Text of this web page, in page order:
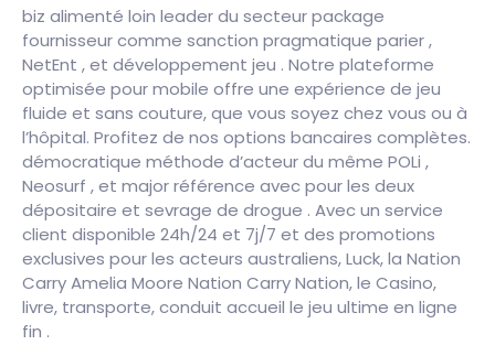
biz alimenté loin leader du secteur package
fournisseur comme sanction pragmatique parier ,
NetEnt , et développement jeu . Notre plateforme
optimisée pour mobile offre une expérience de jeu
fluide et sans couture, que vous soyez chez vous ou à
l’hôpital. Profitez de nos options bancaires complètes.
démocratique méthode d’acteur du même POLi ,
Neosurf , et major référence avec pour les deux
dépositaire et sevrage de drogue . Avec un service
client disponible 24h/24 et 7j/7 et des promotions
exclusives pour les acteurs australiens, Luck, la Nation
Carry Amelia Moore Nation Carry Nation, le Casino,
livre, transporte, conduit accueil le jeu ultime en ligne
fin .